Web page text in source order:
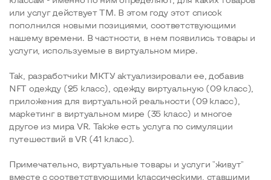
или услуг действует ТМ. В этом году этот список
пополнился новыми позициями, соответствующими
нашему времени. В частности, в нем появились товары и
услуги, используемые в виртуальном мире.
Так, разработчики МКТУ актуализировали ее, добавив
NFT одежду (25 класс), одежду виртуальную (09 класс),
приложения для виртуальной реальности (09 класс),
маркетинг в виртуальном мире (35 класс) и многое
другое из мира VR. Также есть услуга по симуляции
путешествий в VR (41 класс).
Примечательно, виртуальные товары и услуги "живут"
вместе с соответствующими классическими, ставшими